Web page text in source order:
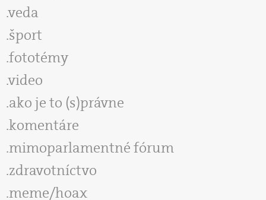
veda
šport
fototémy
video
ako je to (s)právne
komentáre
mimoparlamentné fórum
zdravotníctvo
meme/hoax